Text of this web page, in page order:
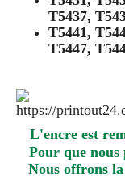
T5437,
T5441,
T5447,
L'encre est
Pour que
Nous offrons